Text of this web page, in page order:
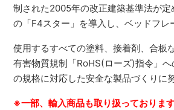
制された2005年の改正建築基準法が
の「F4スター」を導入し、ベッドフレ
使用するすべての塗料、接着剤、合板
有害物質規制「RoHS(ローズ)指令」
の規格に対応した安全な製品づくりに
※一部、輸入商品も取り扱っております